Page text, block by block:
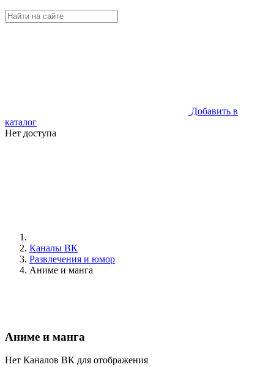
Добавить в
каталог
Нет доступа
Каналы ВК
Развлечения и юмор
Аниме и манга
Аниме и манга
Нет Каналов ВК для отображения